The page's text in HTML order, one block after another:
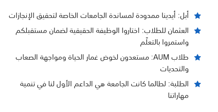
أبل: أيدينا ممدودة لمساندة الجامعات الخاصة لتحقيق الإنجازات
العثمان للطلاب: اختاروا الوظيفة الحقيقية لضمان مستقبلكم
واستمروا بالتعلّم
طلاب AUM: مستعدون لخوض غمار الحياة ومواجهة الصعاب
والتحديات
الطلبة: لطالما كانت الجامعة هي الداعم الأول لنا في تنمية
مهاراتنا